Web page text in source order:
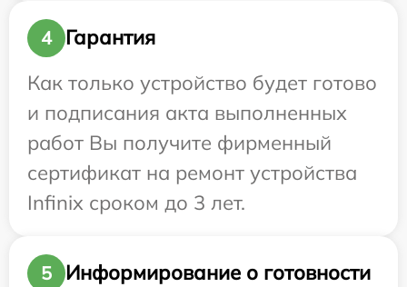
4
Гарантия
Как только устройство будет готово
и подписания акта выполненных
работ Вы получите фирменный
сертификат на ремонт устройства
Infinix сроком до 3 лет.
5
Информирование о готовности